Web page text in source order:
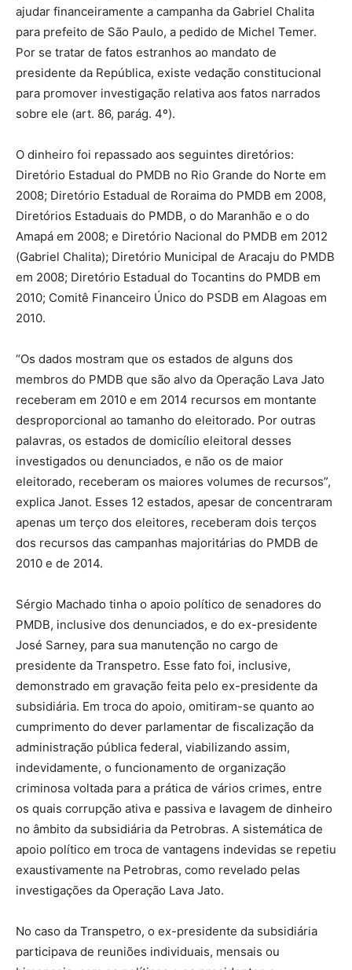
ajudar financeiramente a campanha da Gabriel Chalita
para prefeito de São Paulo, a pedido de Michel Temer.
Por se tratar de fatos estranhos ao mandato de
presidente da República, existe vedação constitucional
para promover investigação relativa aos fatos narrados
sobre ele (art. 86, parág. 4º).
O dinheiro foi repassado aos seguintes diretórios:
Diretório Estadual do PMDB no Rio Grande do Norte em
2008; Diretório Estadual de Roraima do PMDB em 2008,
Diretórios Estaduais do PMDB, o do Maranhão e o do
Amapá em 2008; e Diretório Nacional do PMDB em 2012
(Gabriel Chalita); Diretório Municipal de Aracaju do PMDB
em 2008; Diretório Estadual do Tocantins do PMDB em
2010; Comitê Financeiro Único do PSDB em Alagoas em
2010.
“Os dados mostram que os estados de alguns dos
membros do PMDB que são alvo da Operação Lava Jato
receberam em 2010 e em 2014 recursos em montante
desproporcional ao tamanho do eleitorado. Por outras
palavras, os estados de domicílio eleitoral desses
investigados ou denunciados, e não os de maior
eleitorado, receberam os maiores volumes de recursos”,
explica Janot. Esses 12 estados, apesar de concentraram
apenas um terço dos eleitores, receberam dois terços
dos recursos das campanhas majoritárias do PMDB de
2010 e de 2014.
Sérgio Machado tinha o apoio político de senadores do
PMDB, inclusive dos denunciados, e do ex-presidente
José Sarney, para sua manutenção no cargo de
presidente da Transpetro. Esse fato foi, inclusive,
demonstrado em gravação feita pelo ex-presidente da
subsidiária. Em troca do apoio, omitiram-se quanto ao
cumprimento do dever parlamentar de fiscalização da
administração pública federal, viabilizando assim,
indevidamente, o funcionamento de organização
criminosa voltada para a prática de vários crimes, entre
os quais corrupção ativa e passiva e lavagem de dinheiro
no âmbito da subsidiária da Petrobras. A sistemática de
apoio político em troca de vantagens indevidas se repetiu
exaustivamente na Petrobras, como revelado pelas
investigações da Operação Lava Jato.
No caso da Transpetro, o ex-presidente da subsidiária
participava de reuniões individuais, mensais ou